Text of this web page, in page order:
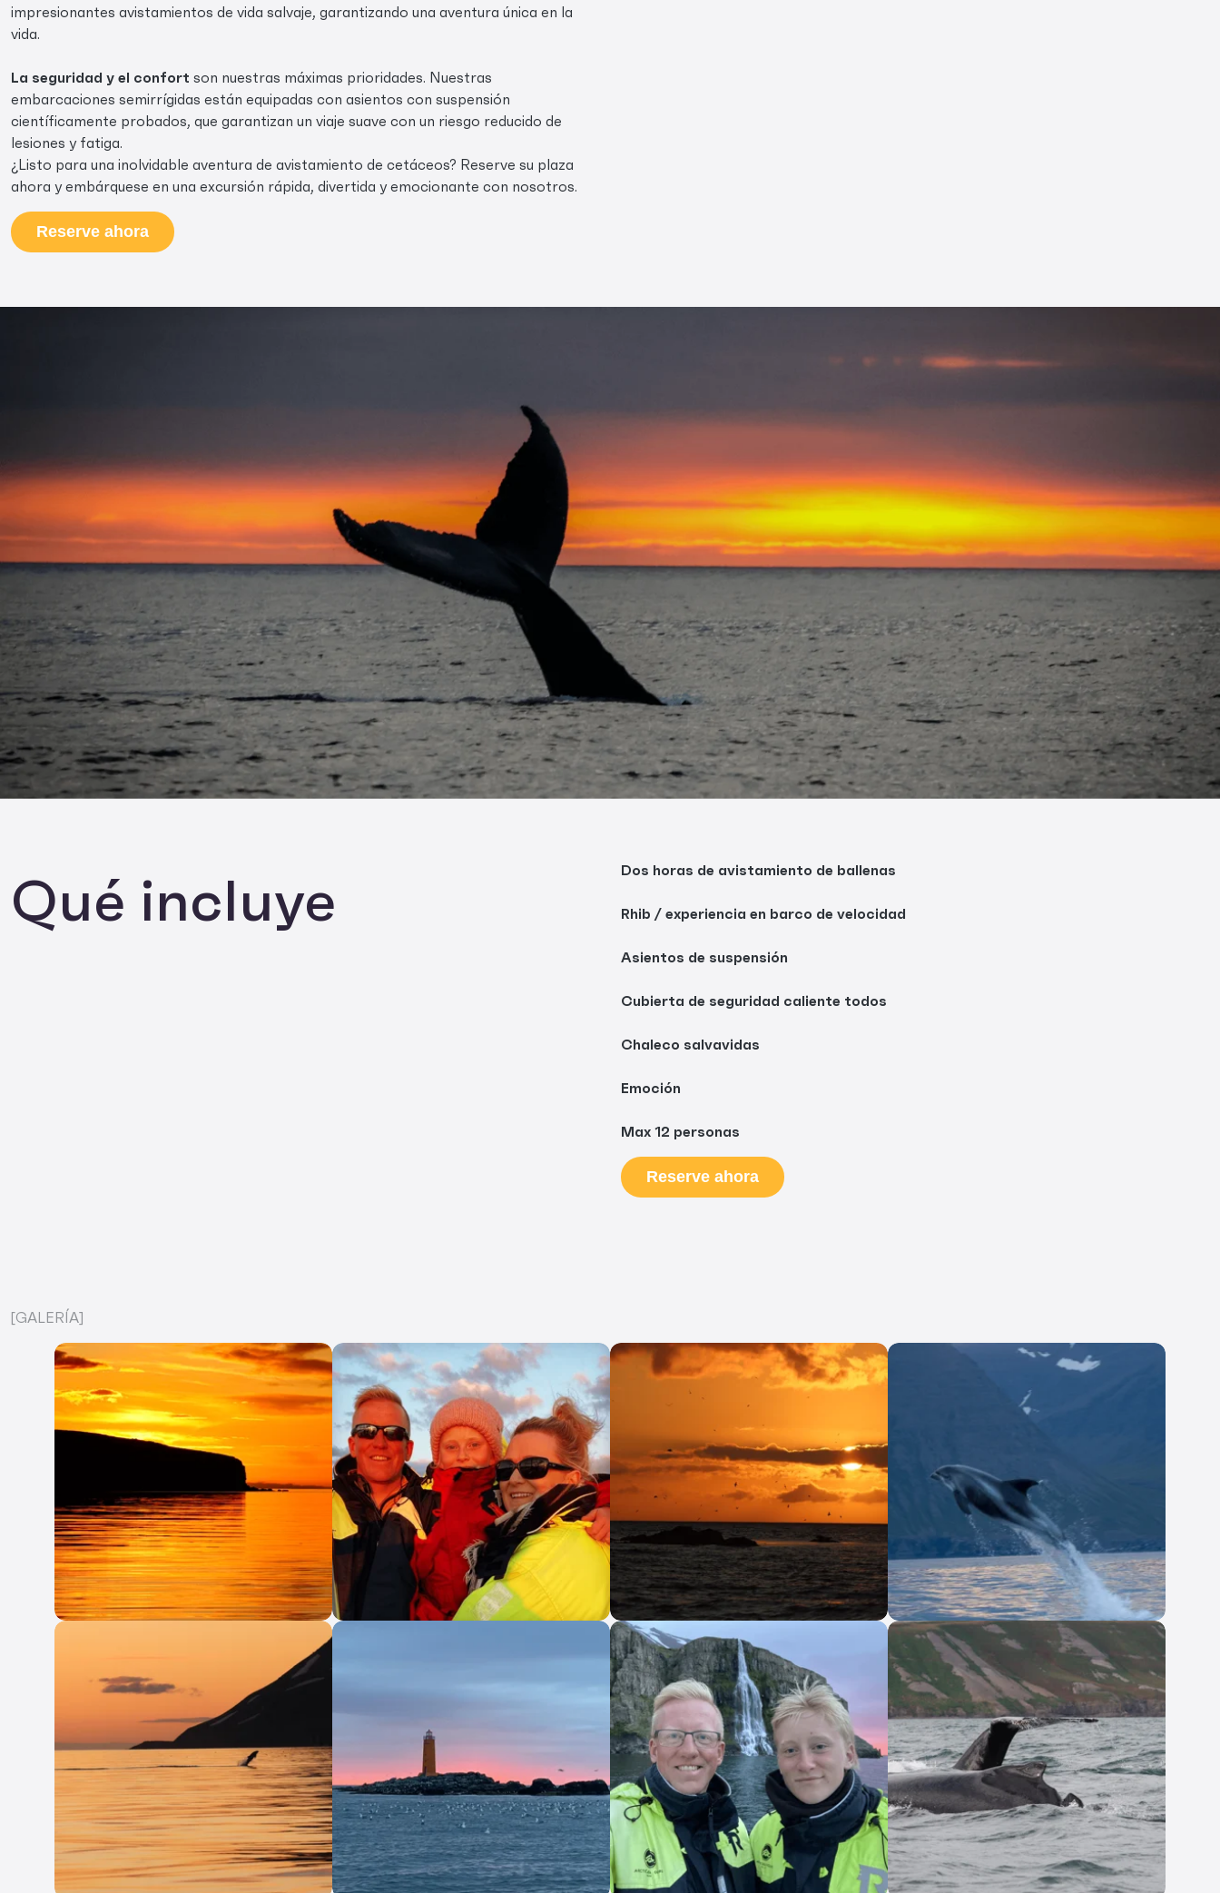
impresionantes avistamientos de vida salvaje, garantizando una aventura única en la
vida.
La seguridad y el confort son nuestras máximas prioridades. Nuestras
embarcaciones semirrígidas están equipadas con asientos con suspensión
científicamente probados, que garantizan un viaje suave con un riesgo reducido de
lesiones y fatiga.
¿Listo para una inolvidable aventura de avistamiento de cetáceos? Reserve su plaza
ahora y embárquese en una excursión rápida, divertida y emocionante con nosotros.
Reserve ahora
Qué incluye Dos horas de avistamiento de ballenas
Rhib / experiencia en barco de velocidad
Asientos de suspensión
Cubierta de seguridad caliente todos
Chaleco salvavidas
Emoción
Max 12 personas
Reserve ahora
[GALERÍA]